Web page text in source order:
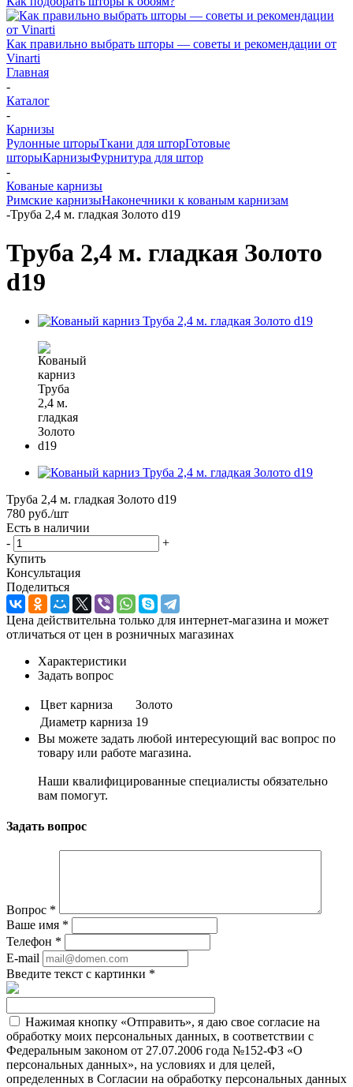
Как правильно выбрать шторы — советы и рекомендации от
Vinarti
Главная
-
Каталог
-
Карнизы
Рулонные шторыТкани для шторГотовые
шторыКарнизыФурнитура для штор
-
Кованые карнизы
Римские карнизыНаконечники к кованым карнизам
-Труба 2,4 м. гладкая Золото d19
Труба 2,4 м. гладкая Золото
d19
Труба 2,4 м. гладкая Золото d19
780 руб./шт
Есть в наличии
-
+
Купить
Консультация
Поделиться
Цена действительна только для интернет-магазина и может
отличаться от цен в розничных магазинах
Характеристики
Задать вопрос
Цвет карниза
Золото
Диаметр карниза 19
Вы можете задать любой интересующий вас вопрос по
товару или работе магазина.
Наши квалифицированные специалисты обязательно
вам помогут.
Задать вопрос
Вопрос *
Ваше имя *
Телефон *
E-mail
Введите текст с картинки *
Нажимая кнопку «Отправить», я даю свое согласие на
обработку моих персональных данных, в соответствии с
Федеральным законом от 27.07.2006 года №152-ФЗ «О
персональных данных», на условиях и для целей,
определенных в Согласии на обработку персональных данных